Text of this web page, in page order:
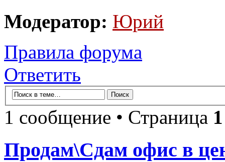
Модератор: Юрий
Правила форума
Ответить
1 сообщение • Страница 1
Продам\Сдам офис в